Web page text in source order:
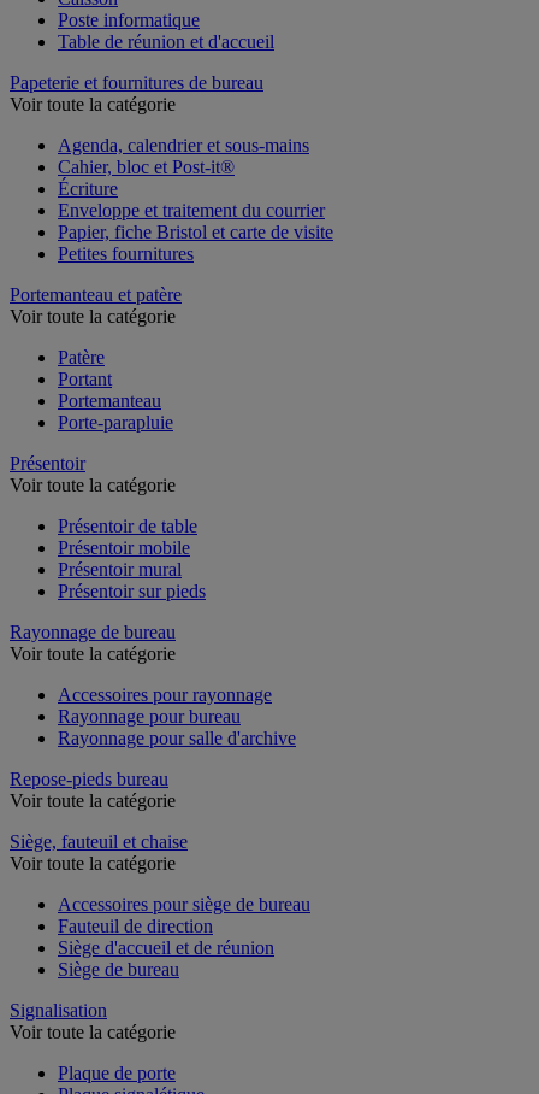
Poste informatique
Table de réunion et d'accueil
Papeterie et fournitures de bureau
Voir toute la catégorie
Agenda, calendrier et sous-mains
Cahier, bloc et Post-it®
Écriture
Enveloppe et traitement du courrier
Papier, fiche Bristol et carte de visite
Petites fournitures
Portemanteau et patère
Voir toute la catégorie
Patère
Portant
Portemanteau
Porte-parapluie
Présentoir
Voir toute la catégorie
Présentoir de table
Présentoir mobile
Présentoir mural
Présentoir sur pieds
Rayonnage de bureau
Voir toute la catégorie
Accessoires pour rayonnage
Rayonnage pour bureau
Rayonnage pour salle d'archive
Repose-pieds bureau
Voir toute la catégorie
Siège, fauteuil et chaise
Voir toute la catégorie
Accessoires pour siège de bureau
Fauteuil de direction
Siège d'accueil et de réunion
Siège de bureau
Signalisation
Voir toute la catégorie
Plaque de porte